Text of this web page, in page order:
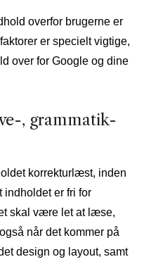
overfor brugerne er
er specielt vigtige,
over for Google og dine
, grammatik-
korrekturlæst, inden
indholdet er fri for
skal være let at læse,
når det kommer på
design og layout, samt